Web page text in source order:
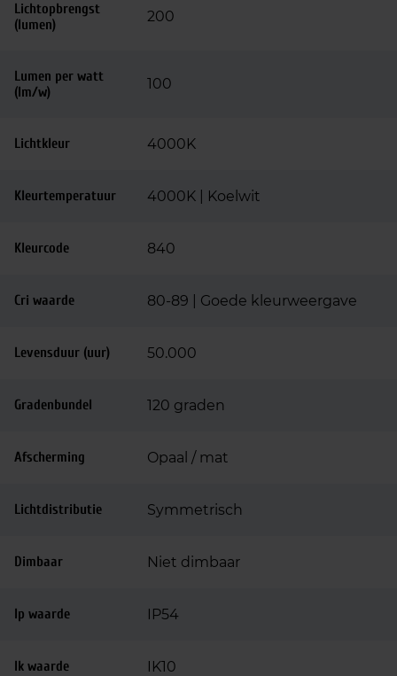
Lichtopbrengst
(lumen)
200
Lumen per watt
(lm/w)
100
Lichtkleur 4000K
Kleurtemperatuur 4000K | Koelwit
Kleurcode 840
Cri waarde 80-89 | Goede kleurweergave
Levensduur (uur) 50.000
Gradenbundel 120 graden
Afscherming Opaal / mat
Lichtdistributie Symmetrisch
Dimbaar Niet dimbaar
Ip waarde IP54
Ik waarde IK10